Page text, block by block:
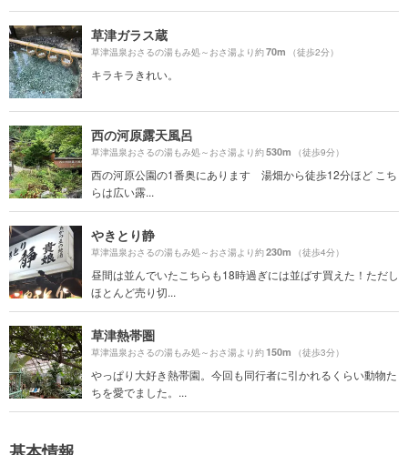
草津ガラス蔵
草津温泉おさるの湯もみ処～おさ湯より約70m （徒歩2分）
キラキラきれい。
西の河原露天風呂
草津温泉おさるの湯もみ処～おさ湯より約530m （徒歩9分）
西の河原公園の1番奥にあります 湯畑から徒歩12分ほど こち
らは広い露...
やきとり静
草津温泉おさるの湯もみ処～おさ湯より約230m （徒歩4分）
昼間は並んでいたこちらも18時過ぎには並ばす買えた！ただし
ほとんど売り切...
草津熱帯圏
草津温泉おさるの湯もみ処～おさ湯より約150m （徒歩3分）
やっぱり大好き熱帯園。今回も同行者に引かれるくらい動物た
ちを愛でました。...